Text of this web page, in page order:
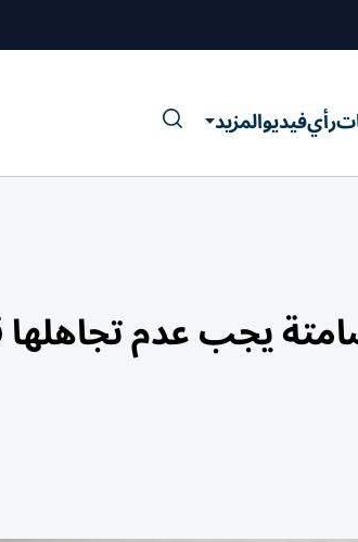
رأيفيديوالمزيد
7 أعراض صامتة يجب عدم